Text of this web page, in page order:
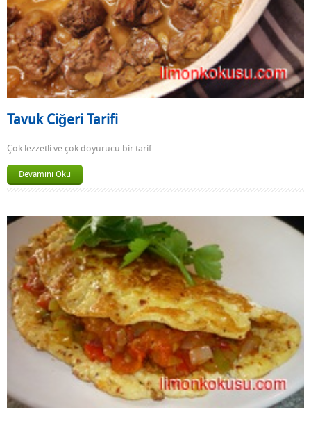
Tavuk Ciğeri Tarifi
Çok lezzetli ve çok doyurucu bir tarif.
Devamını Oku